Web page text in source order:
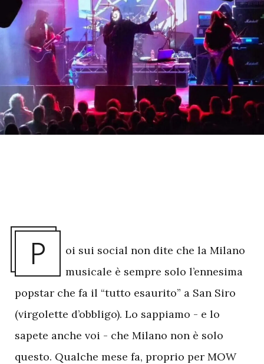
P
oi sui social non dite che la Milano
musicale è sempre solo l’ennesima
popstar che fa il “tutto esaurito” a San Siro
(virgolette d’obbligo). Lo sappiamo - e lo
sapete anche voi - che Milano non è solo
questo. Qualche mese fa, proprio per MOW